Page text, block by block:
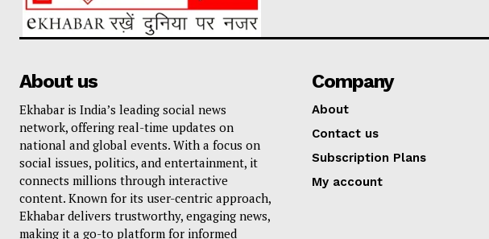
About us
Ekhabar is India’s leading social news
network, offering real-time updates on
national and global events. With a focus on
social issues, politics, and entertainment, it
connects millions through interactive
content. Known for its user-centric approach,
Ekhabar delivers trustworthy, engaging news,
making it a go-to platform for informed
Company
About
Contact us
Subscription Plans
My account